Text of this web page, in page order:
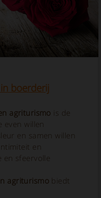
boerderij
agriturismo is de
willen
en samen willen
en
en sfeervolle
agriturismo biedt